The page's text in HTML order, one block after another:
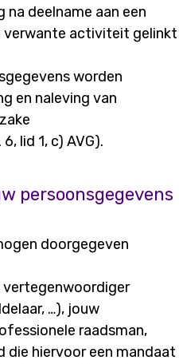
deelname aan een
verwante activiteit gelinkt
worden
en naleving van
lid 1, c) AVG).
persoonsgegevens
doorgegeven
…), jouw
raadsman,
die hiervoor een mandaat